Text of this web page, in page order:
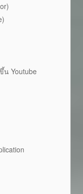
น Youtube